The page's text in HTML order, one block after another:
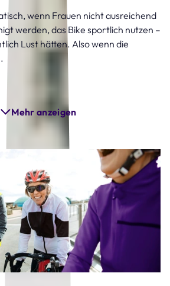
wenn Frauen nicht ausreichend
werden, das Bike sportlich nutzen –
Lust hätten. Also wenn die
Mehr anzeigen